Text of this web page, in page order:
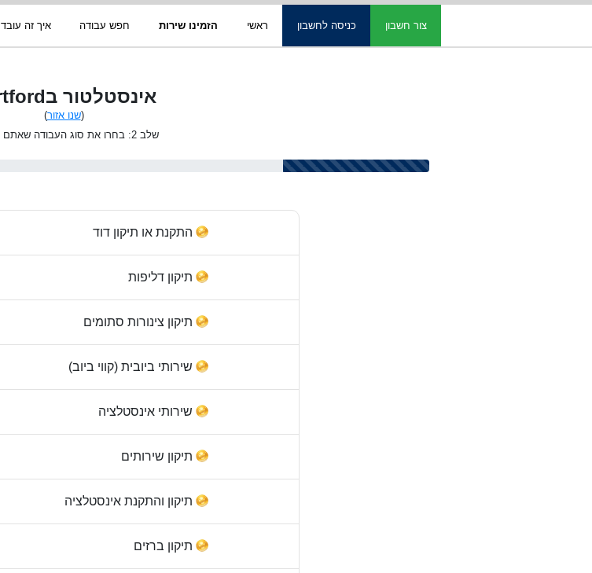
צור חשבון כניסה לחשבון ראשי הזמינו שירות חפש עבודה איך זה עובד
אינסטלטור בHartford
(שנו אזור)
שלב 2: בחרו את סוג העבודה שאתם צריכים.
התקנת או תיקון דוד
תיקון דליפות
תיקון צינורות סתומים
שירותי ביובית (קווי ביוב)
שירותי אינסטלציה
תיקון שירותים
תיקון והתקנת אינסטלציה
תיקון ברזים